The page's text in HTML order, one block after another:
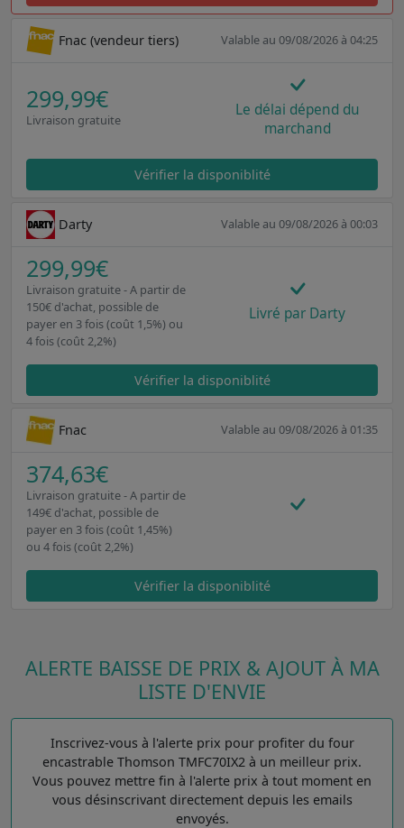
Fnac (vendeur tiers) Valable au 09/08/2026 à 04:25
299,99€
Livraison gratuite
Le délai dépend du
marchand
Vérifier la disponiblité
Darty Valable au 09/08/2026 à 00:03
299,99€
Livraison gratuite - A partir de
150€ d'achat, possible de
payer en 3 fois (coût 1,5%) ou
4 fois (coût 2,2%)
Livré par Darty
Vérifier la disponiblité
Fnac Valable au 09/08/2026 à 01:35
374,63€
Livraison gratuite - A partir de
149€ d'achat, possible de
payer en 3 fois (coût 1,45%)
ou 4 fois (coût 2,2%)
Vérifier la disponiblité
ALERTE BAISSE DE PRIX & AJOUT À MA
LISTE D'ENVIE
Inscrivez-vous à l'alerte prix pour profiter du four
encastrable Thomson TMFC70IX2 à un meilleur prix.
Vous pouvez mettre fin à l'alerte prix à tout moment en
vous désinscrivant directement depuis les emails
envoyés.